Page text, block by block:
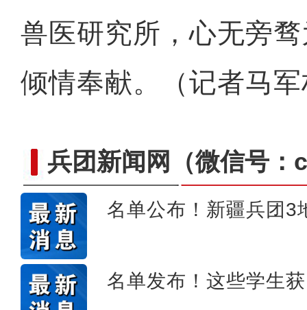
兽医研究所，心无旁
倾情奉献。（记者马
兵团新闻网 （微信号
名单公布！新疆兵团3
名单发布！这些学生